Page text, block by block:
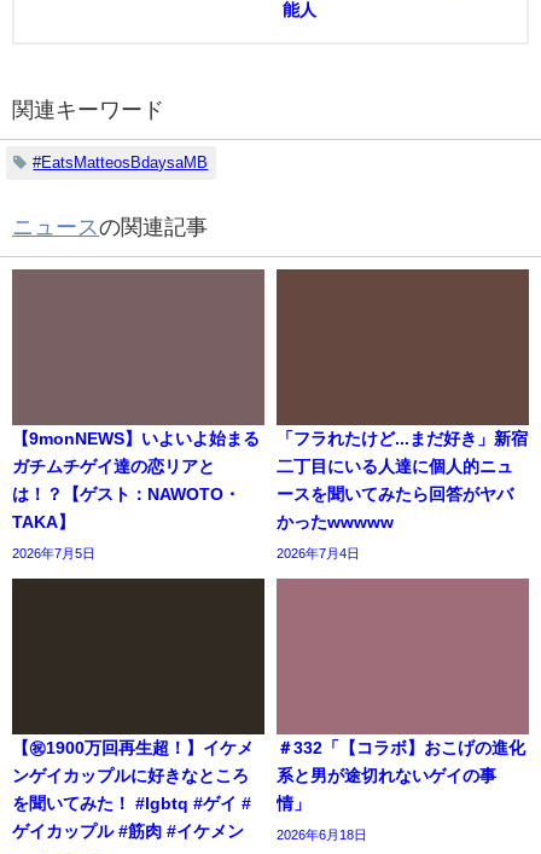
能人
関連キーワード
#EatsMatteosBdaysaMB
ニュースの関連記事
【9monNEWS】いよいよ始まる
ガチムチゲイ達の恋リアと
は！？【ゲスト：NAWOTO・
TAKA】
2026年7月5日
「フラれたけど...まだ好き」新宿
二丁目にいる人達に個人的ニュ
ースを聞いてみたら回答がヤバ
かったwwwww
2026年7月4日
【㊗️1900万回再生超！】イケメ
ンゲイカップルに好きなところ
を聞いてみた！ #lgbtq #ゲイ #
ゲイカップル #筋肉 #イケメン
＃332「【コラボ】おこげの進化
系と男が途切れないゲイの事
情」
2026年6月18日